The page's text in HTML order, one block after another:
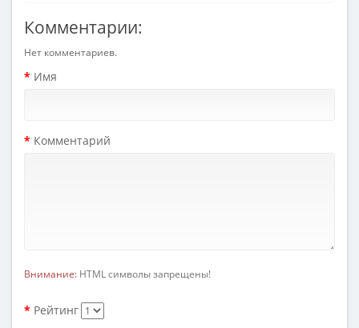
Комментарии:
Нет комментариев.
Имя
Комментарий
Внимание: HTML символы запрещены!
Рейтинг